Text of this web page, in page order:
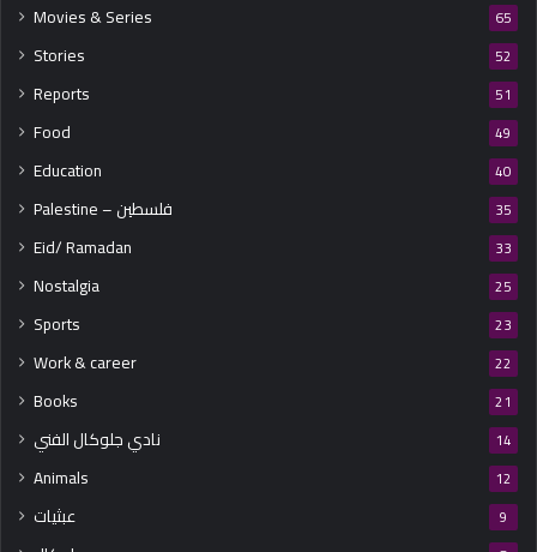
Movies & Series 65
Stories 52
Reports 51
Food 49
Education 40
Palestine – فلسطين 35
Eid/ Ramadan 33
Nostalgia 25
Sports 23
Work & career 22
Books 21
نادي جلوكال الفني 14
Animals 12
عبثيات 9